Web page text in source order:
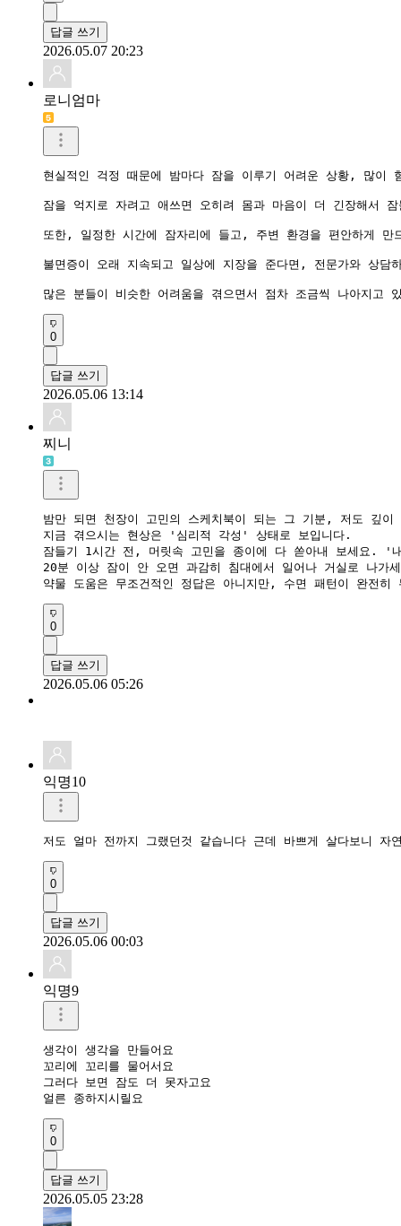
답글 쓰기
2026.05.07 20:23
로니엄마
현실적인 걱정 때문에 밤마다 잠을 이루기 어려운 상황, 많이
잠을 억지로 자려고 애쓰면 오히려 몸과 마음이 더 긴장해서
또한, 일정한 시간에 잠자리에 들고, 주변 환경을 편안하게
불면증이 오래 지속되고 일상에 지장을 준다면, 전문가와 상
많은 분들이 비슷한 어려움을 겪으면서 점차 조금씩 나아지
0
답글 쓰기
2026.05.06 13:14
찌니
밤만 되면 천장이 고민의 스케치북이 되는 그 기분, 저도 깊
​지금 겪으시는 현상은 '심리적 각성' 상태로 보입니다.
잠들기 1시간 전, 머릿속 고민을 종이에 다 쏟아내 보세요. '
​20분 이상 잠이 안 오면 과감히 침대에서 일어나 거실로 나
약물 도움은 무조건적인 정답은 아니지만, 수면 패턴이 완전
0
답글 쓰기
2026.05.06 05:26
익명10
저도 얼마 전까지 그랬던것 같습니다 근데 바쁘게 살다보니 자
0
답글 쓰기
2026.05.06 00:03
익명9
생각이 생각을 만들어요
꼬리에 꼬리를 물어서요
그러다 보면 잠도 더 못자고요
얼른 종하지시릴요
0
답글 쓰기
2026.05.05 23:28